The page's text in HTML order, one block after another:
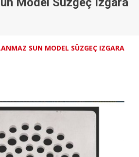
SUN MODEL SÜZGEÇ IZGARA